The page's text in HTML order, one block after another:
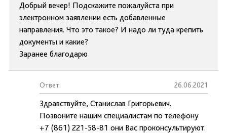
Добрый вечер! Подскажите пожалуйста при
электронном заявлении есть добавленные
направления. Что это такое? И надо ли туда крепить
документы и какие?
Заранее благодарю
Ответ: 26.06.2021
Здравствуйте, Станислав Григорьевич.
Позвоните нашим специалистам по телефону
+7 (861) 221-58-81 они Вас проконсультируют.